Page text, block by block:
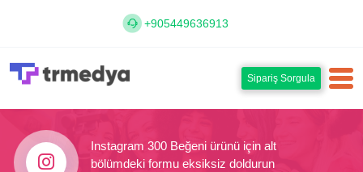
+905449636913
Sipariş Sorgula
Instagram 300 Beğeni ürünü için alt
bölümdeki formu eksiksiz doldurun